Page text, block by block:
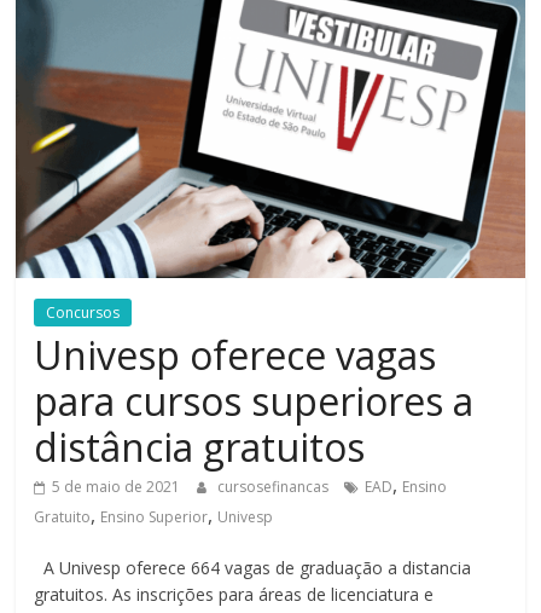
Concursos
Univesp oferece vagas
para cursos superiores a
distância gratuitos
5 de maio de 2021 cursosefinancas EAD, Ensino
Gratuito, Ensino Superior, Univesp
A Univesp oferece 664 vagas de graduação a distancia
gratuitos. As inscrições para áreas de licenciatura e